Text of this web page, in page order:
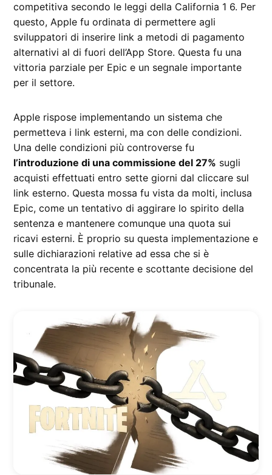
competitiva secondo le leggi della California 1 6. Per
questo, Apple fu ordinata di permettere agli
sviluppatori di inserire link a metodi di pagamento
alternativi al di fuori dell’App Store. Questa fu una
vittoria parziale per Epic e un segnale importante
per il settore.
Apple rispose implementando un sistema che
permetteva i link esterni, ma con delle condizioni.
Una delle condizioni più controverse fu
l’introduzione di una commissione del 27% sugli
acquisti effettuati entro sette giorni dal cliccare sul
link esterno. Questa mossa fu vista da molti, inclusa
Epic, come un tentativo di aggirare lo spirito della
sentenza e mantenere comunque una quota sui
ricavi esterni. È proprio su questa implementazione e
sulle dichiarazioni relative ad essa che si è
concentrata la più recente e scottante decisione del
tribunale.